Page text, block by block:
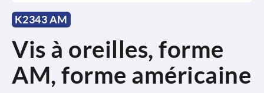
K2343 AM
Vis à oreilles, forme
AM, forme américaine